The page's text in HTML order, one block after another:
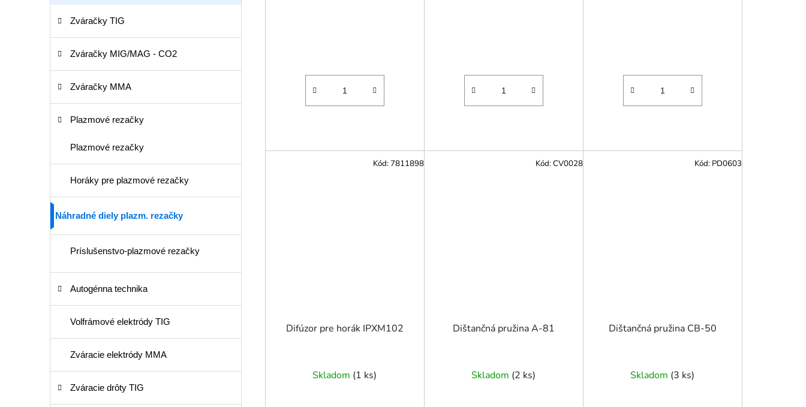
Zváračky TIG
Zváračky MIG/MAG - CO2
Zváračky MMA
Plazmové rezačky
Plazmové rezačky
Horáky pre plazmové rezačky
Náhradné diely plazm. rezačky
Príslušenstvo-plazmové rezačky
Autogénna technika
Volfrámové elektródy TIG
Zváracie elektródy MMA
Zváracie drôty TIG
Difúzor pre horák IPXM102
Skladom (1 ks)
Kód: 7811898
Dištančná pružina A-81
Skladom (2 ks)
Kód:CV0028
Dištančná pružina CB-50
Skladom (3 ks)
Kód: PD0603